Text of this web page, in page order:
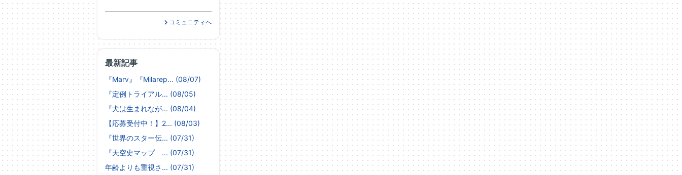
最新記事
『Marv』『Milarep... (08/07)
『定例トライアル... (08/05)
『犬は生まれなが... (08/04)
【応募受付中！】2... (08/03)
『世界のスター伝... (07/31)
『天空史マップ ... (07/31)
年齢よりも重視さ... (07/31)
コミュニティへ